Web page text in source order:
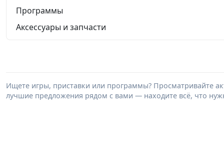
Программы
Аксессуары и запчасти
Ищете игры, приставки или программы? Просматривайте
лучшие предложения рядом с вами — находите всё, что